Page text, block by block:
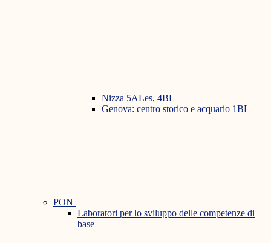
Nizza 5ALes, 4BL
Genova: centro storico e acquario 1BL
PON
Laboratori per lo sviluppo delle competenze di
base